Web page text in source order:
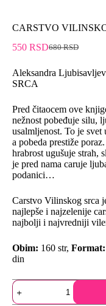
CARSTVO
680RSD
550 RSD
Aleksandra
SRCA
Pred čitaocem ove
nežnost pobeđuje silu,
usalmljenost. To je svet
a pobeda prestiže
hrabrost ugušuje strah,
je pred nama caruje
podanici…
Carstvo Vilinskog srca
najlepše i najzelenije
najbolji i najvredniji
Obim: 160 str, Format:
din